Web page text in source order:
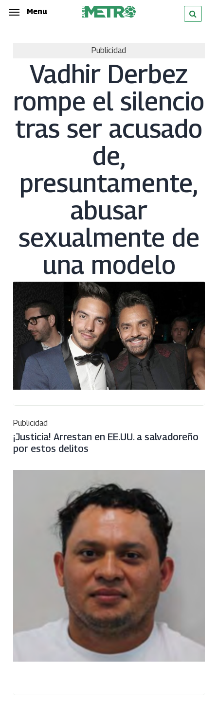
Skip
Menu
Publicidad
Vadhir Derbez
rompe el silencio
tras ser acusado
de,
presuntamente,
abusar
sexualmente de
una modelo
Publicidad
¡Justicia! Arrestan en EE.UU. a salvadoreño
por estos delitos
Menu